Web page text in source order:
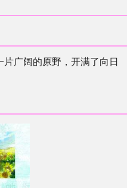
片广阔的原野，开满了向日